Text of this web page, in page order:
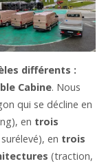
différents :
Cabine. Nous
qui se décline en
en trois
en trois
(traction,